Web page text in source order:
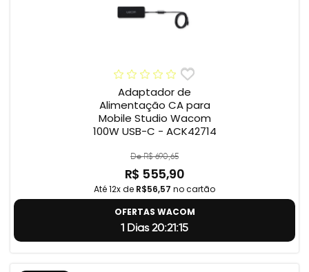
Adaptador de
Alimentação CA para
Mobile Studio Wacom
100W USB-C - ACK42714
De R$ 690,65
R$ 555,90
Até 12x de R$56,57 no cartão
OFERTAS WACOM
1 Dias 20:21:14